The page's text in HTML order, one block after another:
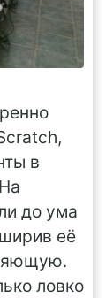
в
до ума
её
ловко